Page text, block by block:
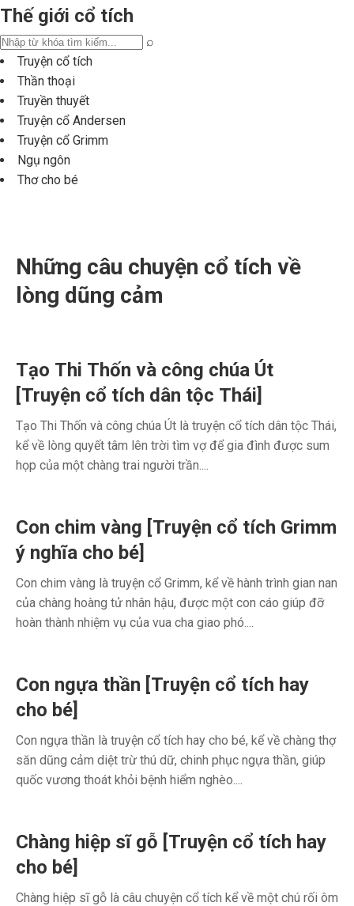
Thế giới cổ tích
⌕
Truyện cổ tích
Thần thoại
Truyền thuyết
Truyện cổ Andersen
Truyện cổ Grimm
Ngụ ngôn
Thơ cho bé
Những câu chuyện cổ tích về
lòng dũng cảm
Tạo Thi Thốn và công chúa Út
[Truyện cổ tích dân tộc Thái]
Tạo Thi Thốn và công chúa Út là truyện cổ tích dân tộc Thái,
kể về lòng quyết tâm lên trời tìm vợ để gia đình được sum
họp của một chàng trai người trần....
Con chim vàng [Truyện cổ tích Grimm
ý nghĩa cho bé]
Con chim vàng là truyện cổ Grimm, kể về hành trình gian nan
của chàng hoàng tử nhân hậu, được một con cáo giúp đỡ
hoàn thành nhiệm vụ của vua cha giao phó....
Con ngựa thần [Truyện cổ tích hay
cho bé]
Con ngựa thần là truyện cổ tích hay cho bé, kể về chàng thợ
săn dũng cảm diệt trừ thú dữ, chinh phục ngựa thần, giúp
quốc vương thoát khỏi bệnh hiểm nghèo....
Chàng hiệp sĩ gỗ [Truyện cổ tích hay
cho bé]
Chàng hiệp sĩ gỗ là câu chuyện cổ tích kể về một chú rối ôm